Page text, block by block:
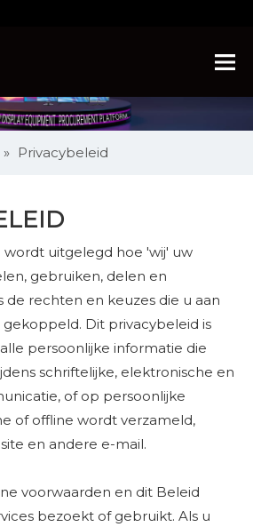
» Privacybeleid
wordt uitgelegd hoe 'wij' uw
gebruiken, delen en
de rechten en keuzes die u aan
Dit privacybeleid is
persoonlijke informatie die
schriftelijke, elektronische en
of op persoonlijke
of offline wordt verzameld,
en andere e-mail.
voorwaarden en dit Beleid
bezoekt of gebruikt. Als u